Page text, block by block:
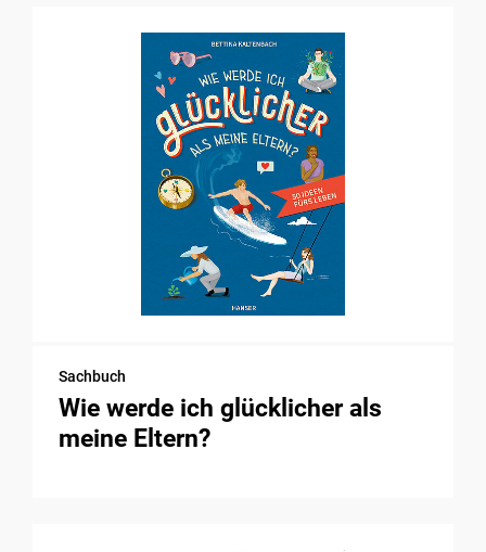
Sachbuch
Wie werde ich glücklicher als
meine Eltern?